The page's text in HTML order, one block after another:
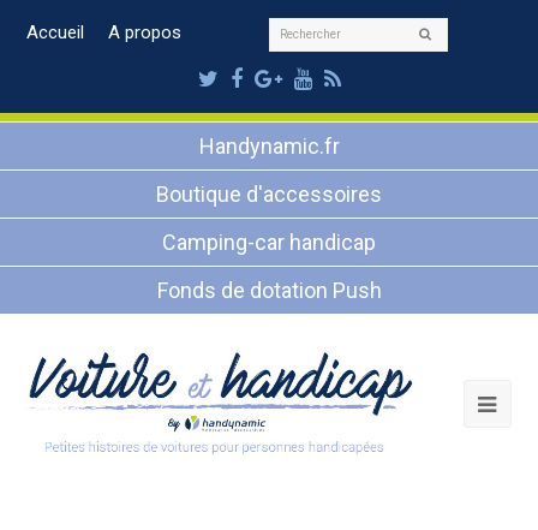
Accueil A propos Rechercher
Twitter
Facebook
Google
Plus
Youtube
RSS
Handynamic.fr
Boutique d'accessoires
Camping-car handicap
Fonds de dotation Push